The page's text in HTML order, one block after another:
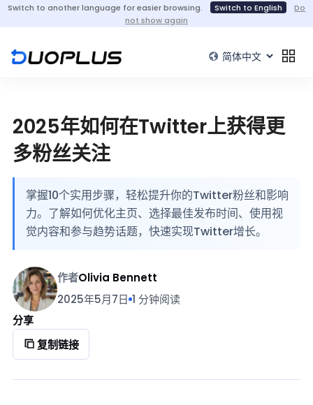
Switch to another language for easier browsing. Switch to English
Do
not show again
2025年如何在Twitter上获得更
多粉丝关注
掌握10个实用步骤，轻松提升你的Twitter粉丝和影响
力。了解如何优化主页、选择最佳发布时间、使用视
觉内容和参与趋势话题，快速实现Twitter增长。
作者Olivia Bennett
2025年5月7日 1 分钟阅读
分享
复制链接